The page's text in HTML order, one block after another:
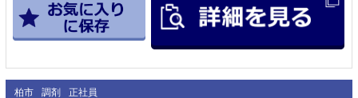
柏市 調剤 正社員